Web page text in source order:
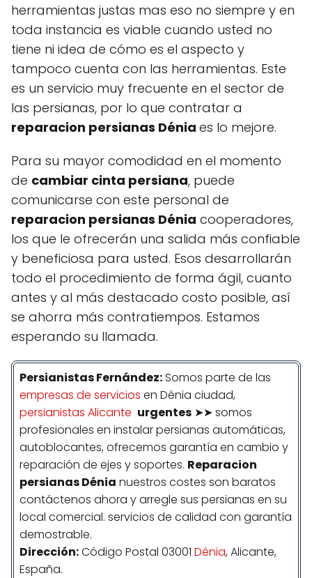
herramientas justas mas eso no siempre y en
toda instancia es viable cuando usted no
tiene ni idea de cómo es el aspecto y
tampoco cuenta con las herramientas. Este
es un servicio muy frecuente en el sector de
las persianas, por lo que contratar a
reparacion persianas Dénia es lo mejore.
Para su mayor comodidad en el momento
de cambiar cinta persiana, puede
comunicarse con este personal de
reparacion persianas Dénia cooperadores,
los que le ofrecerán una salida más confiable
y beneficiosa para usted. Esos desarrollarán
todo el procedimiento de forma ágil, cuanto
antes y al más destacado costo posible, así
se ahorra más contratiempos. Estamos
esperando su llamada.
PersianistasFernández:Somos parte de las
empresas de servicios en Dénia ciudad,
persianistas Alicante urgentes ➤➤ somos
profesionales en instalar persianas automáticas,
autoblocantes, ofrecemos garantía en cambio y
reparación de ejes y soportes. Reparacion
persianas Dénia nuestros costes son baratos
contáctenos ahora y arregle sus persianas en su
local comercial. servicios de calidad con garantía
demostrable.
Dirección:Código Postal 03001 Dénia, Alicante,
España.